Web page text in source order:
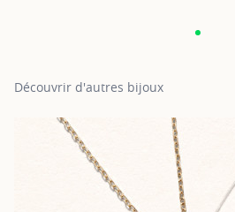
Découvrir d'autres bijoux